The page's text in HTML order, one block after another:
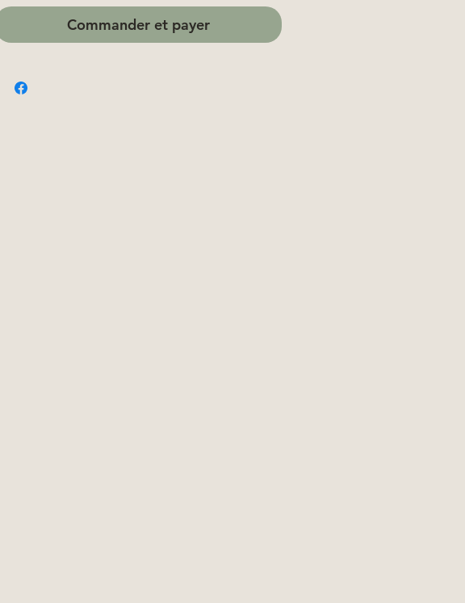
Commander et payer